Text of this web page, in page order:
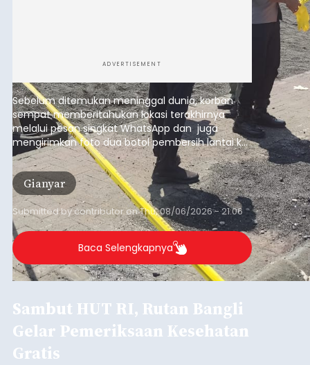
ADVERTISEMENT
Sebelum ditemukan meninggal dunia, korban
sempat memberitahukan lokasi terakhirnya
melalui pesan singkat WhatsApp dan juga
mengirimkan foto dua botol pembersih lantai ke
istrinya.
Gianyar
Submitted bycontributoronThu, 08/06/2026 - 21:06
Baca Selengkapnya
Sambut HUT RI, Rutan Bangli
Gelar Pemeriksaan Kesehatan
Gratis